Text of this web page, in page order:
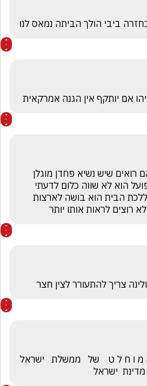
ביבי הולך הביתה נמאס לנו
אם יותקף אין הגנה אמרקאית
רוצים לראות אותו יותר
צריך להתעורר לצין חצר
ישראל